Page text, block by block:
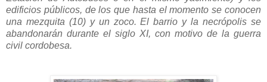
edificios públicos, de los que hasta el momento se conocen
una mezquita (10) y un zoco. El barrio y la necrópolis se
abandonarán durante el siglo XI, con motivo de la guerra
civil cordobesa.